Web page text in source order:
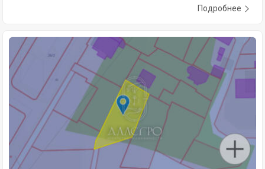
Подробнее